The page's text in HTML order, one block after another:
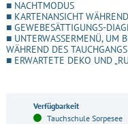
■ NACHTMODUS
■ KARTENANSICHT
■ GEWEBESÄTTIGUNGS-
■ UNTERWASSERMENÜ, UM
WÄHREND DES
■ ERWARTETE DEKO UND
Verfügbarkeit
Tauchschule Sorpesee